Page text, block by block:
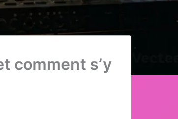
comment s’y